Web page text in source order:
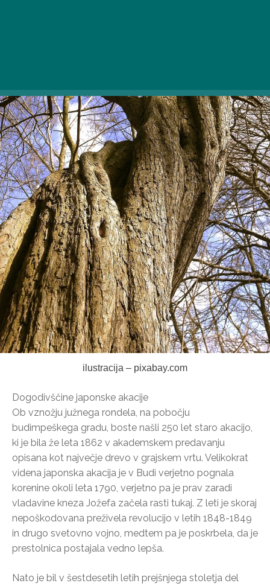
ilustracija – pixabay.com
Dogodivščine japonske akacije
Ob vznožju južnega rondela, na pobočju
budimpeškega gradu, boste našli 250 let staro akacijo,
ki je bila že leta 1862 v akademskem predavanju
opisana kot največje drevo v grajskem vrtu. Velikokrat
videna japonska akacija je v Budi verjetno pognala
korenine okoli leta 1790, verjetno pa je prav zaradi
vladavine kneza Jožefa začela rasti tukaj. Z leti je skoraj
nepoškodovana preživela revolucijo v letih 1848-1849
in drugo svetovno vojno, medtem pa je poskrbela, da je
prestolnica postajala vedno lepša.
Nato je bil v šestdesetih letih prejšnjega stoletja del